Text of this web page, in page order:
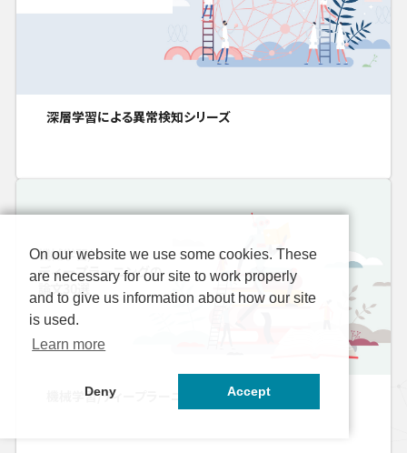
深層学習による異常検知シリーズ
機械学習/ディープラーニングの論文30選
On our website we use some cookies. These
are necessary for our site to work properly
and to give us information about how our site
is used.
Learn more
Deny Accept